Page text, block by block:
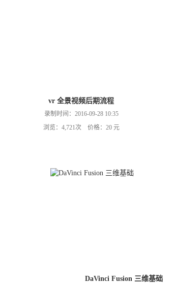
vr 全景视频后期流程
录制时间：2016-09-28 10:35
浏览：4,721次 价格：20 元
DaVinci Fusion 三维基础